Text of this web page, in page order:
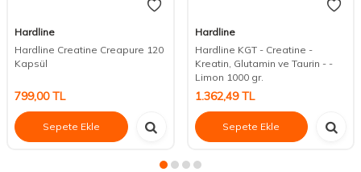
Hardline
Hardline Creatine Creapure 120
Kapsül
799,00TL
Sepete Ekle
Hardline
Hardline KGT - Creatine -
Kreatin, Glutamin ve Taurin - -
Limon 1000 gr.
1.362,49TL
Sepete Ekle